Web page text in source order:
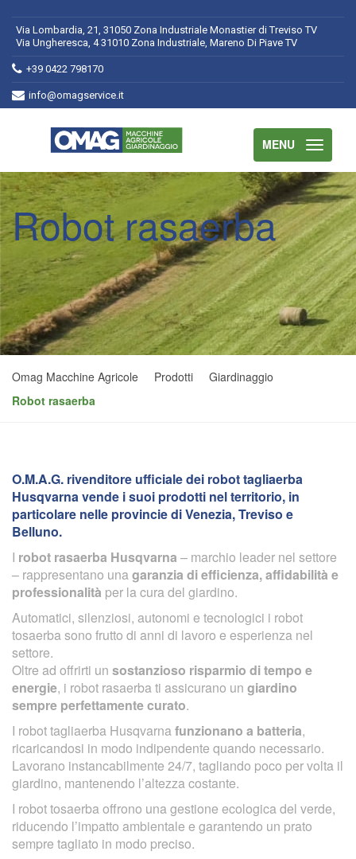
Via Lombardia, 21, 31050 Zona Industriale Monastier di Treviso TV
Via Ungheresca, 4 31010 Zona Industriale, Mareno Di Piave TV
+39 0422 798170
info@omagservice.it
MENU
Robot rasaerba
Omag Macchine Agricole Prodotti
Giardinaggio
Robot rasaerba
O.M.A.G. rivenditore ufficiale dei robot tagliaerba
Husqvarna vende i suoi prodotti nel territorio, in
particolare nelle provincie di Venezia, Treviso e
Belluno.
I robot rasaerba Husqvarna – marchio leader nel settore
– rappresentano unagaranzia di efficienza, affidabilità e
professionalità per la cura del giardino.
Automatici, silenziosi, autonomi e tecnologici i robot
tosaerba sono frutto di anni di lavoro e esperienza nel
settore.
Oltre ad offrirti un sostanzioso risparmio di tempo e
energie, i robot rasaerba ti assicurano un giardino
sempre perfettamente curato.
I robot tagliaerba Husqvarnafunzionano a batteria,
ricaricandosi in modo indipendente quando necessario.
Lavorano instancabilmente 24/7, tagliando poco per volta il
giardino, mantenendo l’altezza costante.
I robot tosaerba offrono una gestione ecologica del verde,
riducendo l’impatto ambientale e garantendo un prato
sempre tagliato in modo preciso.